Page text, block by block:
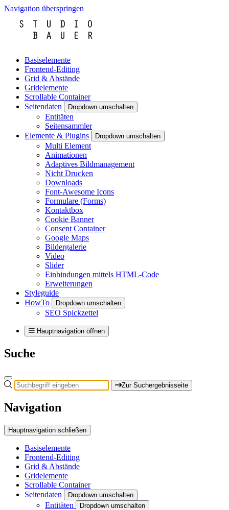
Navigation überspringen
Basiselemente
Frontend-Editing
Grid & Abstände
Gridelemente
Scrollable Container
Seitendaten
Dropdown umschalten
Entitäten
Seitensammler
Elemente & Plugins
Dropdown umschalten
Multi Element
Animationen
Adaptives Bildmanagement
Nicht Drucken
Downloads
Font-Awesome Icons
Formulare (Forms)
Kontaktbox
Cookie Banner
Consent Container
Google Maps
Bildergalerie
Video
Slider
Einbindungen mittels HTML-Code
Erweiterungen
Styleguide
HowTo
Dropdown umschalten
SEO Spickzettel
Hauptnavigation öffnen
Suche
Zur Suchergebnisseite
Navigation
Hauptnavigation schließen
Basiselemente
Frontend-Editing
Grid & Abstände
Gridelemente
Scrollable Container
Seitendaten
Dropdown umschalten
Entitäten Dropdown umschalten